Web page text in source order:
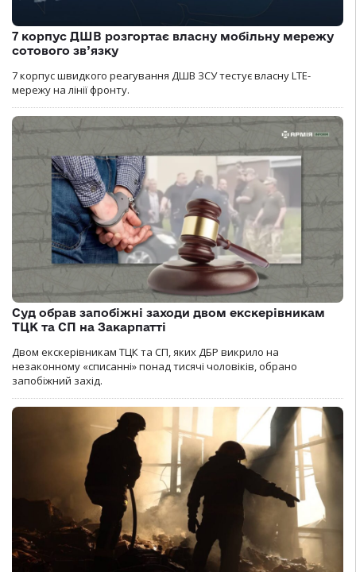
7 корпус ДШВ розгортає власну мобільну мережу
сотового зв’язку
7 корпус швидкого реагування ДШВ ЗСУ тестує власну LTE-
мережу на лінії фронту.
Суд обрав запобіжні заходи двом екскерівникам
ТЦК та СП на Закарпатті
Двом екскерівникам ТЦК та СП, яких ДБР викрило на
незаконному «списанні» понад тисячі чоловіків, обрано
запобіжний захід.